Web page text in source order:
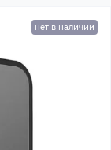
нет в наличии